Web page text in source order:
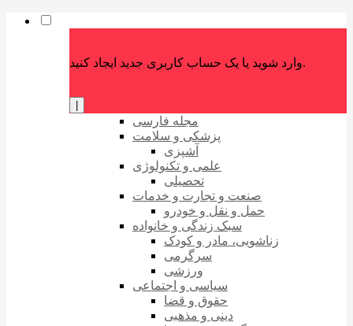
وارد شوید یا یک حساب کاربری جدید ایجاد کنید.
مجله فارسی
پزشکی و سلامت
آشپزی
علمی و تکنولوژی
تحصیلی
صنعت و تجارت و خدمات
حمل و نقل و خودرو
سبک زندگی و خانواده
زناشویی، مادر و کودک
سرگرمی
ورزشی
سیاسی و اجتماعی
حقوق و قضا
دینی و مذهبی